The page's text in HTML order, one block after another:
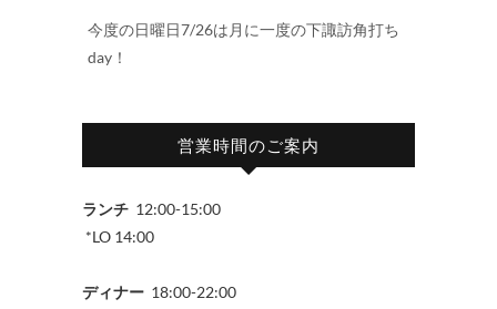
今度の日曜日7/26は月に一度の下諏訪角打ち
day！
営業時間のご案内
ランチ 12:00-15:00
*LO 14:00
ディナー 18:00-22:00